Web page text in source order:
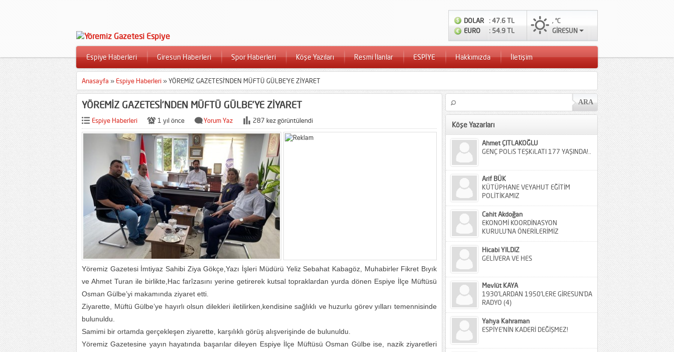
DOLAR
: 47.6 TL
EURO
: 54.9 TL
, °C
GİRESUN
Espiye Haberleri Giresun Haberleri Spor Haberleri Köşe Yazıları Resmi İlanlar ESPİYE Hakkımızda İletişim
Anasayfa » Espiye Haberleri »YÖREMİZ GAZETESİ’NDEN MÜFTÜ GÜLBE’YE ZİYARET
YÖREMİZ GAZETESİ’NDEN MÜFTÜ GÜLBE’YE ZİYARET
Espiye Haberleri 1 yıl önce Yorum Yaz 287 kez görüntülendi
Yöremiz Gazetesi İmtiyaz Sahibi Ziya Gökçe,Yazı İşleri Müdürü Yeliz Sebahat Kabagöz, Muhabirler Fikret Bıyık
ve Ahmet Turan ile birlikte,Hac farîzasını yerine getirerek kutsal topraklardan yurda dönen Espiye İlçe Müftüsü
Osman Gülbe’yi makamında ziyaret etti.
Ziyarette, Müftü Gülbe’ye hayırlı olsun dilekleri iletilirken,kendisine sağlıklı ve huzurlu görev yılları temennisinde
bulunuldu.
Samimi bir ortamda gerçekleşen ziyarette, karşılıklı görüş alışverişinde de bulunuldu.
Yöremiz Gazetesine yayın hayatında başarılar dileyen Espiye İlçe Müftüsü Osman Gülbe ise, nazik ziyaretleri
Köşe Yazarları
Ahmet ÇITLAKOĞLU
GENÇ POLiS TEŞKiLATI 177 YAŞINDA!..
Arif BÜK
KÜTÜPHANE VEYAHUT EĞİTİM
POLİTİKAMIZ
Cahit Akdoğan
EKONOMİ KOORDİNASYON
KURULU’NA ÖNERİLERİMİZ
Hicabi YILDIZ
GELİVERA VE HES
Mevlüt KAYA
1930’LARDAN 1950’LERE GİRESUN’DA
RADYO (4)
Yahya Kahraman
ESPİYE’NİN KADERİ DEĞİŞMEZ!